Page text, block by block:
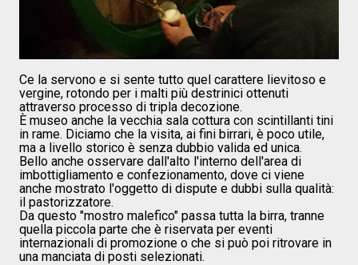
Ce la servono e si sente tutto quel carattere lievitoso e
vergine, rotondo per i malti più destrinici ottenuti
attraverso processo di tripla decozione.
È museo anche la vecchia sala cottura con scintillanti tini
in rame. Diciamo che la visita, ai fini birrari, è poco utile,
ma a livello storico è senza dubbio valida ed unica.
Bello anche osservare dall'alto l'interno dell'area di
imbottigliamento e confezionamento, dove ci viene
anche mostrato l'oggetto di dispute e dubbi sulla qualità:
il pastorizzatore.
Da questo "mostro malefico" passa tutta la birra, tranne
quella piccola parte che è riservata per eventi
internazionali di promozione o che si può poi ritrovare in
una manciata di posti selezionati.